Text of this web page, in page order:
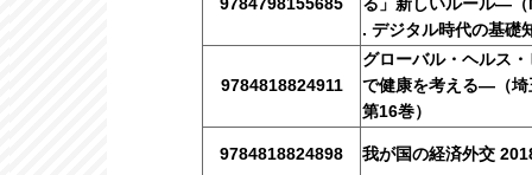
9784798155685
る」新しいルール―
. デジタル時代の基礎
9784818824911
グローバル・ヘルス
で健康を考える―（埼
第16巻）
9784818824898 我が国の経済外交